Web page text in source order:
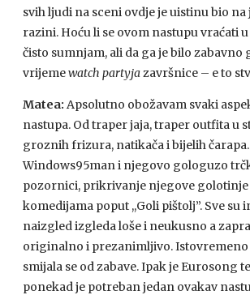
svih ljudi na sceni ovdje je uistinu bio na
razini. Hoću li se ovom nastupu vraćati
čisto sumnjam, ali da ga je bilo zabavno
vrijemewatch partyja završnice – e to
Matea: Apsolutno obožavam svaki
nastupa. Od traper jaja, traper outfita u
groznih frizura, natikača i bijelih
Windows95man i njegovo gologuzo
pozornici, prikrivanje njegove golotinje
komedijama poput ,,Goli pištolj”. Sve su
naizgled izgleda loše i neukusno a
originalno i prezanimljivo. Istovremeno
smijala se od zabave. Ipak je Eurosong
ponekad je potreban jedan ovakav